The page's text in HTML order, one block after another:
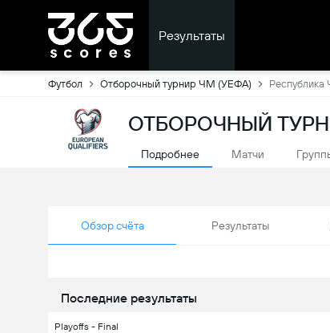
Результаты
Футбол Отборочный турнир ЧМ (УЕФА) Республика
ОТБОРОЧНЫЙ
Подробнее Матчи
Обзор счёта Результаты
Последние результаты
Playoffs - Final